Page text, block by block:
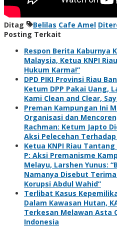
Ditag Belilas Cafe Amel
Posting Terkait
Respon Berita Kaburnya
Malaysia, Ketua KNPI
Hukum Karma!”
DPD PIKI Provinsi Riau
Ketum DPP Pakai Uang,
Kami Clean and Clear,
Preman Kampungan Ini
Organisasi dan
Rachman: Ketum Japto
Aksi Pelecehan
Ketua KNPI Riau
P: Aksi Premanisme
Melayu, Larshen Yunus:
Namanya Disebut
Korupsi Abdul Wahid”
Terlibat Kasus
Dalam Kawasan Hutan,
Terkesan Melawan Asta
Indonesia